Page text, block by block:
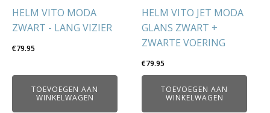
HELM VITO MODA
ZWART - LANG VIZIER
€79.95
TOEVOEGEN AAN
WINKELWAGEN
HELM VITO JET MODA
GLANS ZWART +
ZWARTE VOERING
€79.95
TOEVOEGEN AAN
WINKELWAGEN